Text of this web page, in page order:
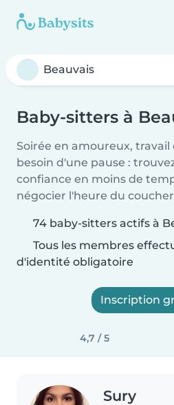
Baby-sitters à
Soirée en amoureux,
besoin d'une pause :
confiance en moins de
négocier l'heure du
74 baby-sitters actifs à
Tous les membres
d'identité obligatoire
Inscription
4,7 / 5
Sury